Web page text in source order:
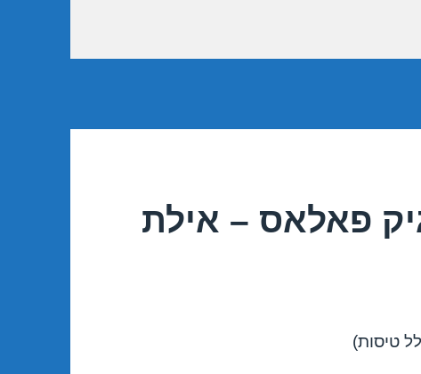
פאלאס – אילת
טיסות)